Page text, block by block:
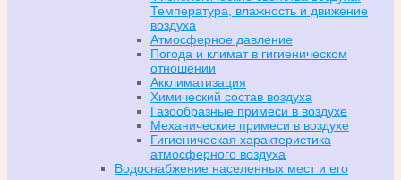
Температура, влажность и движение
воздуха
Атмосферное давление
Погода и климат в гигиеническом
отношении
Акклиматизация
Химический состав воздуха
Газообразные примеси в воздухе
Механические примеси в воздухе
Гигиеническая характеристика
атмосферного воздуха
Водоснабжение населенных мест и его